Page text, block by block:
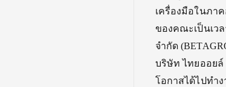
เครื่องมือในภา
ของคณะเป็นเว
จำกัด
บริษัท ไทยออยล์
โอกาสได้ไปทำ